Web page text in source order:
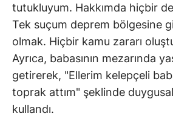
tutukluyum. Hakkımda hiçbir
Tek suçum deprem bölgesine
olmak. Hiçbir kamu zararı
Ayrıca, babasının mezarında
getirerek, "Ellerim kelepçeli
toprak attım" şeklinde
kullandı.